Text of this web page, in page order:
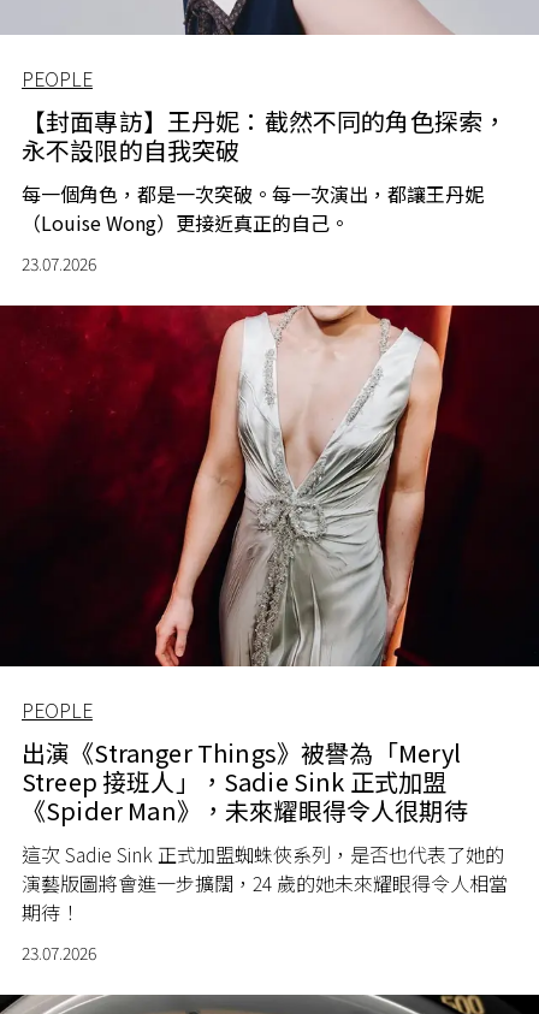
PEOPLE
【封面專訪】王丹妮：截然不同的角色探索，
永不設限的自我突破
每一個角色，都是一次突破。每一次演出，都讓王丹妮
（Louise Wong）更接近真正的自己。
23.07.2026
PEOPLE
出演《Stranger Things》被譽為「Meryl
Streep 接班人」，Sadie Sink 正式加盟
《Spider Man》，未來耀眼得令人很期待
這次 Sadie Sink 正式加盟蜘蛛俠系列，是否也代表了她的
演藝版圖將會進一步擴闊，24 歲的她未來耀眼得令人相當
期待！
23.07.2026